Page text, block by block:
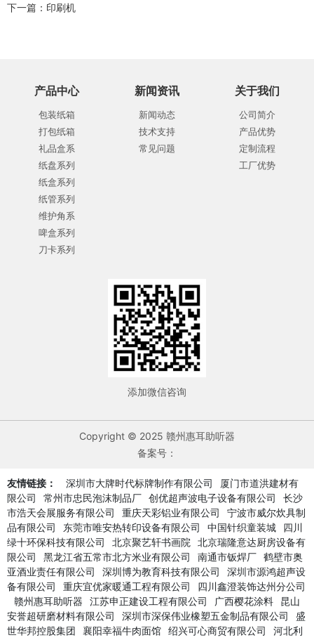
下一篇： 印刷机
产品中心
包装纸箱
打包纸箱
礼品盒系
纸盘系列
纸盒系列
纸管系列
维护角系
啤盒系列
刀卡系列
新闻资讯
新闻动态
技术支持
常见问题
关于我们
公司简介
产品优势
定制流程
工厂优势
添加微信咨询
Copyright © 2025 赣州惠耳助听器
备案号：
友情链接： 深圳市大牌时代标牌制作有限公司
厦门市道洪建材有
限公司
常州市忠民泡沫制品厂 创优超声波电子设备有限公司
长沙
市浩天会展服务有限公司
重庆天彩铝业有限公司
宁波市威尔炊具制
品有限公司
东莞市唯安热转印设备有限公司 中国针织童装城
四川
绿十环保科技有限公司
北京聚艺轩书画院
北京瑞隆意达厨房设备有
限公司
黑龙江省五常市北方米业有限公司 南通市钣焊厂 鹤壁市奥
亚酒业责任有限公司
深圳博为教育科技有限公司
深圳市源鸿超声设
备有限公司
重庆宜优家暖通工程有限公司
四川鑫澄装饰达州分公司
赣州惠耳助听器
江苏申正建设工程有限公司 广西樱花涂料
昆山
安誉超研磨材料有限公司
深圳市深保伟业橡塑五金制品有限公司
盛
世华邦控股集团
襄阳幸福牛肉面馆 绍兴可心商贸有限公司
河北利